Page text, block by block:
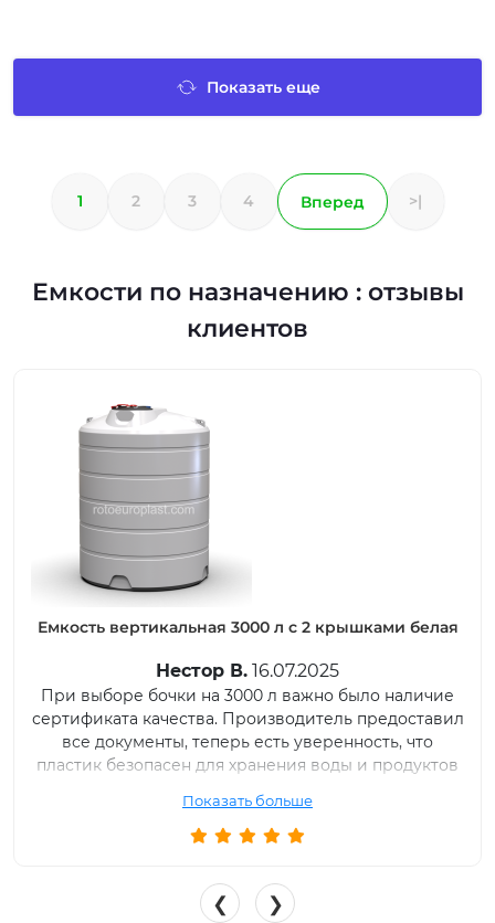
Показать еще
1 2 3 4 Вперед >|
Емкости по назначению : отзывы
клиентов
Емкость вертикальная 3000 л с 2 крышками синяя
Ярослав Ш.10.09.2025
Ціна приємно здивувала, за такі гроші отримати
якісну ємність на 3000 л — просто супер
Показать больше
❮ ❯